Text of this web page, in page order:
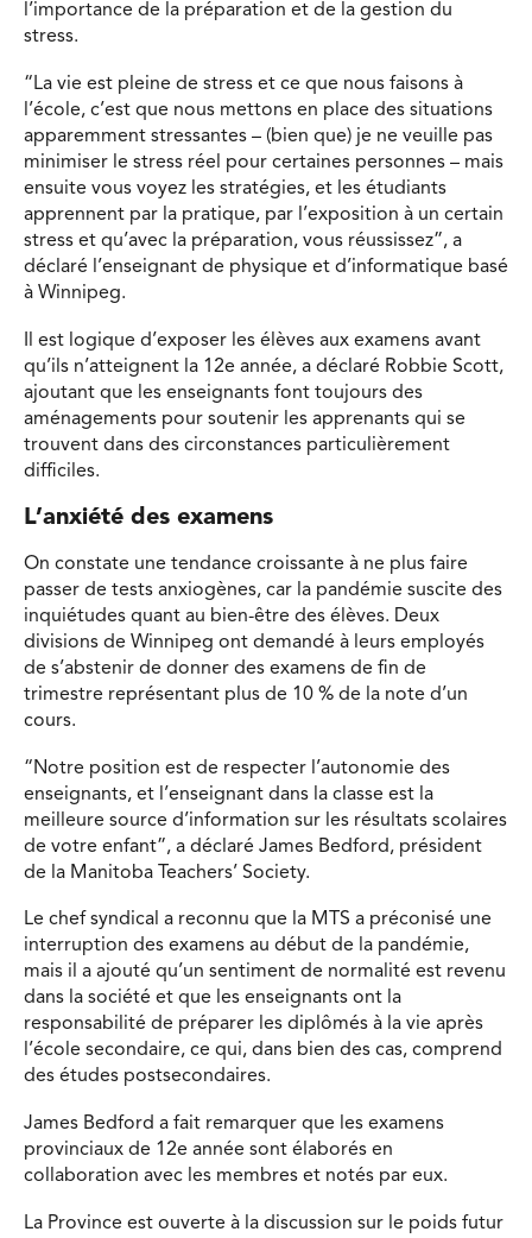
l’importance de la préparation et de la gestion du
stress.
“La vie est pleine de stress et ce que nous faisons à
l’école, c’est que nous mettons en place des situations
apparemment stressantes – (bien que) je ne veuille pas
minimiser le stress réel pour certaines personnes – mais
ensuite vous voyez les stratégies, et les étudiants
apprennent par la pratique, par l’exposition à un certain
stress et qu’avec la préparation, vous réussissez”, a
déclaré l’enseignant de physique et d’informatique basé
à Winnipeg.
Il est logique d’exposer les élèves aux examens avant
qu’ils n’atteignent la 12e année, a déclaré Robbie Scott,
ajoutant que les enseignants font toujours des
aménagements pour soutenir les apprenants qui se
trouvent dans des circonstances particulièrement
difficiles.
L’anxiété des examens
On constate une tendance croissante à ne plus faire
passer de tests anxiogènes, car la pandémie suscite des
inquiétudes quant au bien-être des élèves. Deux
divisions de Winnipeg ont demandé à leurs employés
de s’abstenir de donner des examens de fin de
trimestre représentant plus de 10 % de la note d’un
cours.
“Notre position est de respecter l’autonomie des
enseignants, et l’enseignant dans la classe est la
meilleure source d’information sur les résultats scolaires
de votre enfant”, a déclaré James Bedford, président
de la Manitoba Teachers’ Society.
Le chef syndical a reconnu que la MTS a préconisé une
interruption des examens au début de la pandémie,
mais il a ajouté qu’un sentiment de normalité est revenu
dans la société et que les enseignants ont la
responsabilité de préparer les diplômés à la vie après
l’école secondaire, ce qui, dans bien des cas, comprend
des études postsecondaires.
James Bedford a fait remarquer que les examens
provinciaux de 12e année sont élaborés en
collaboration avec les membres et notés par eux.
La Province est ouverte à la discussion sur le poids futur